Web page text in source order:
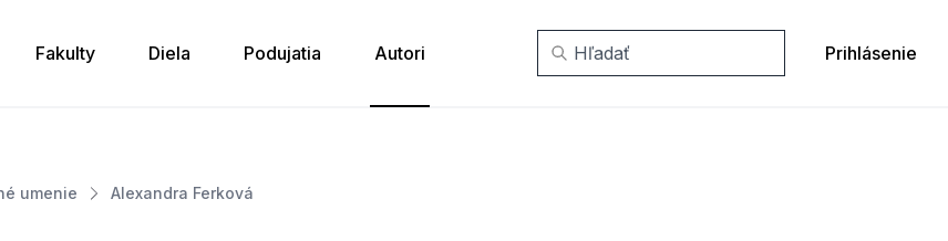
Fakulty
Diela Podujatia Autori
Vyhľadávanie
Prihlásenie
umenie Alexandra Ferková